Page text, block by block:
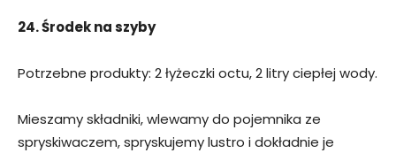
24. Środek na szyby
Potrzebne produkty: 2 łyżeczki octu, 2 litry ciepłej wody.
Mieszamy składniki, wlewamy do pojemnika ze
spryskiwaczem, spryskujemy lustro i dokładnie je